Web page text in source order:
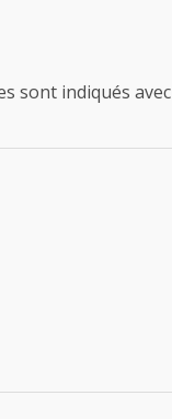
sont indiqués avec